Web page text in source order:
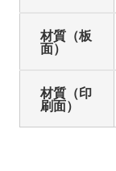
材質（板
面）
材質（印
刷面）